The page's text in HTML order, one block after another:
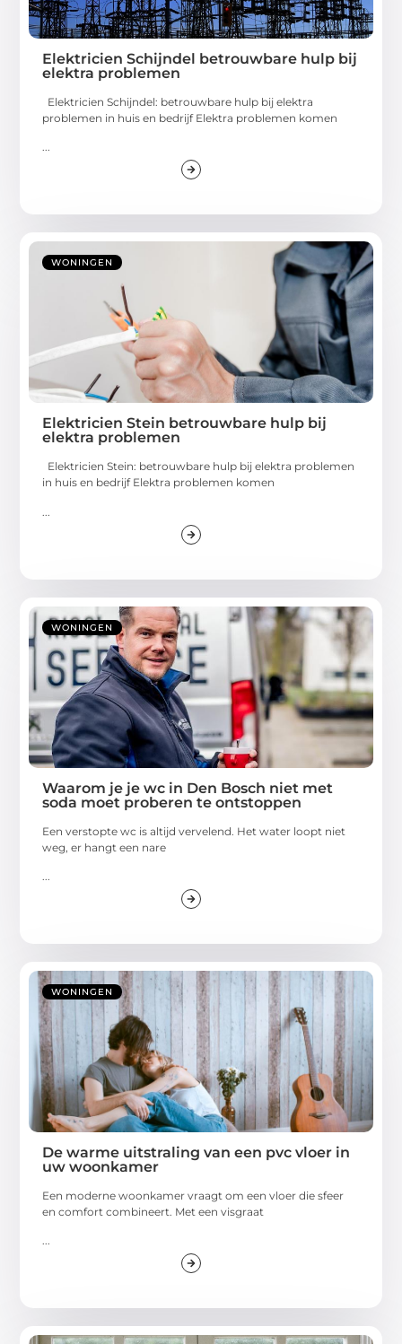
Elektricien Schijndel betrouwbare hulp bij
elektra problemen
Elektricien Schijndel: betrouwbare hulp bij elektra
problemen in huis en bedrijf Elektra problemen komen
...
WONINGEN
Elektricien Stein betrouwbare hulp bij
elektra problemen
Elektricien Stein: betrouwbare hulp bij elektra problemen
in huis en bedrijf Elektra problemen komen
WONINGEN
Waarom je je wc in Den Bosch niet met
soda moet proberen te ontstoppen
Een verstopte wc is altijd vervelend. Het water loopt niet
weg, er hangt een nare
...
WONINGEN
De warme uitstraling van een pvc vloer in
uw woonkamer
Een moderne woonkamer vraagt om een vloer die sfeer
en comfort combineert. Met een visgraat
...